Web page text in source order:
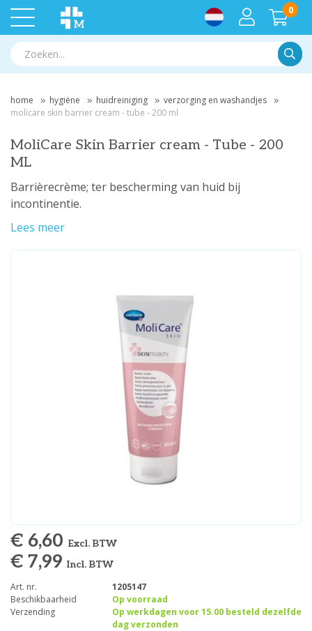
0
home hygiëne huidreiniging
verzorging en washandjes
molicare skin barrier cream - tube - 200 ml
MoliCare Skin Barrier cream - Tube - 200
ML
Barrièrecrème; ter bescherming van huid bij
incontinentie.
Lees meer
€ 6,60 Excl. BTW
€ 7,99 Incl. BTW
Art. nr.
1205147
Beschikbaarheid
Op voorraad
Verzending
Op werkdagen voor 15.00 besteld dezelfde
dag verzonden